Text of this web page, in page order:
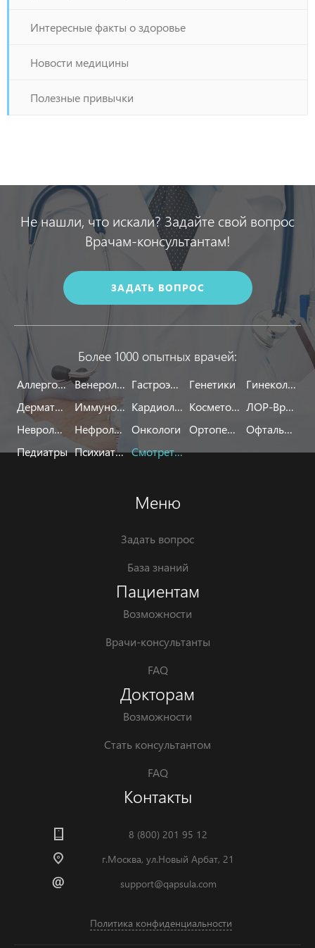
Интересные факты о здоровье
Новости медицины
Полезные привычки
Не нашли, что искали? Задайте свой вопрос
Врачам-консультантам!
ЗАДАТЬ ВОПРОС
Более 1000 опытных врачей:
Аллергологи Венерологи Гастроэнтерологи Генетики
Гинекологи
Дерматологи
Иммунологи Кардиологи Косметологи
ЛОР-Врачи
Неврологи
Нефрологи Онкологи Ортопеды
Офтальмологи
Педиатры
Психиатры Смотреть все
Меню
Задать вопрос
База знаний
Пациентам
Возможности
Врачи-консультанты
FAQ
Докторам
Возможности
Стать консультантом
FAQ
Контакты
8 (800) 201 95 12
г.Москва, ул.Новый Арбат, 21
support@qapsula.com
Политика конфиденциальности